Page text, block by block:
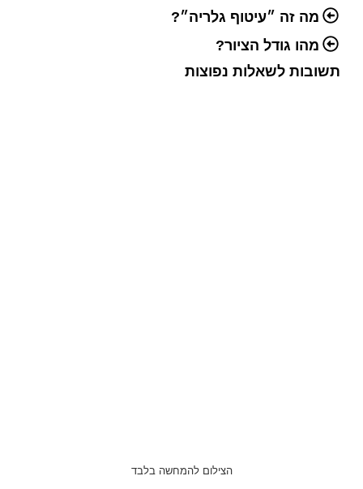
מה זה ״עיטוף גלריה״?
מהו גודל הציור?
תשובות לשאלות נפוצות
הצילום להמחשה בלבד